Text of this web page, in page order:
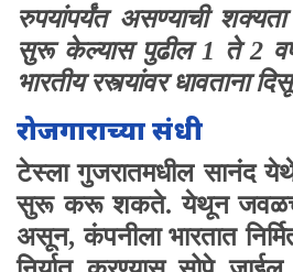
रुपयांपर्यंत असण्याची
सुरू केल्यास पुढील 1 ते 2
भारतीय रस्त्यांवर धावताना
रोजगाराच्या संधी
टेस्ला गुजरातमधील सानंद
सुरू करू शकते. येथून जवळच
असून, कंपनीला भारतात